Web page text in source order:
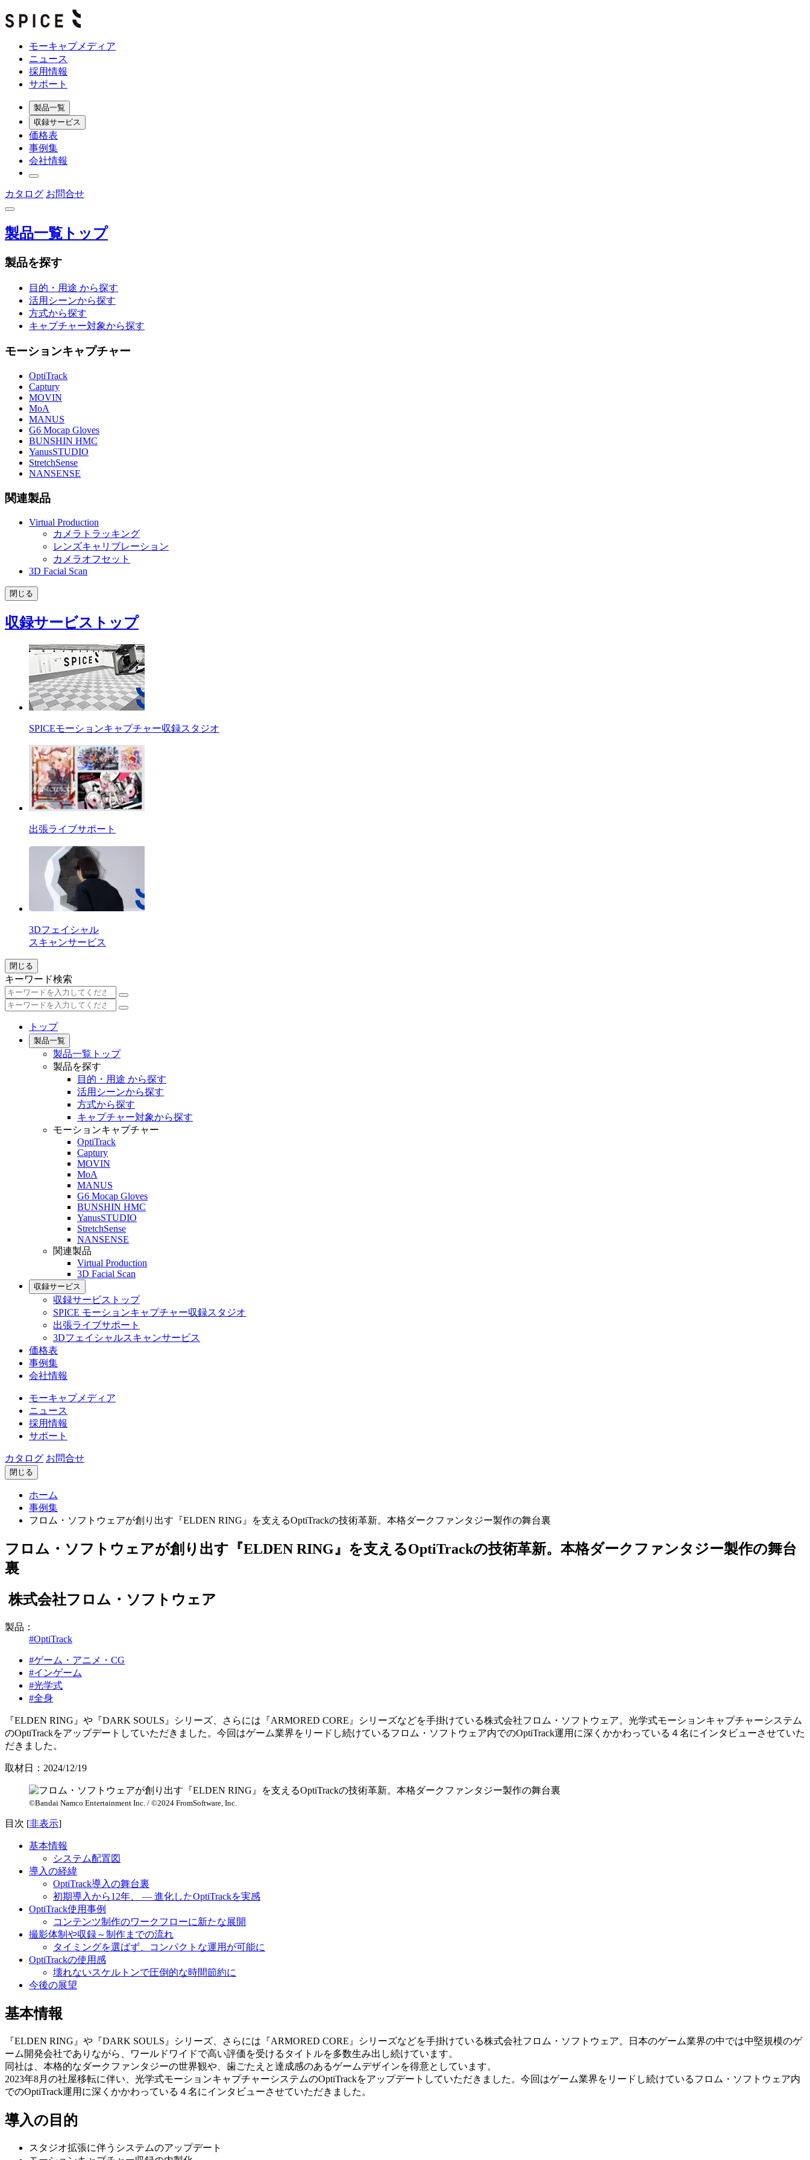
モーキャプメディア
ニュース
採用情報
サポート
製品一覧
収録サービス
価格表
事例集
会社情報
カタログ お問合せ
製品一覧トップ
製品を探す
目的・用途 から探す
活用シーンから探す
方式から探す
キャプチャー対象から探す
モーションキャプチャー
OptiTrack
Captury
MOVIN
MoA
MANUS
G6 Mocap Gloves
BUNSHIN HMC
YanusSTUDIO
StretchSense
NANSENSE
関連製品
Virtual Production
カメラトラッキング
レンズキャリブレーション
カメラオフセット
3D Facial Scan
閉じる
収録サービストップ
SPICEモーションキャプチャー収録スタジオ
出張ライブサポート
3Dフェイシャル
スキャンサービス
閉じる
キーワード検索
トップ
製品一覧
製品一覧トップ
製品を探す
目的・用途 から探す
活用シーンから探す
方式から探す
キャプチャー対象から探す
モーションキャプチャー
OptiTrack
Captury
MOVIN
MoA
MANUS
G6 Mocap Gloves
BUNSHIN HMC
YanusSTUDIO
StretchSense
NANSENSE
関連製品
Virtual Production
3D Facial Scan
収録サービス
収録サービストップ
SPICE モーションキャプチャー収録スタジオ
出張ライブサポート
3Dフェイシャルスキャンサービス
価格表
事例集
会社情報
モーキャプメディア
ニュース
採用情報
サポート
カタログ お問合せ
閉じる
ホーム
事例集
フロム・ソフトウェアが創り出す『ELDEN RING』を支えるOptiTrackの技術革新。本格ダークファンタジー製作の舞台裏
フロム・ソフトウェアが創り出す『ELDEN RING』を支えるOptiTrackの技術革新。本格ダークファンタジー製作の舞台
裏
株式会社フロム・ソフトウェア
製品：
#OptiTrack
#ゲーム・アニメ・CG
#インゲーム
#光学式
#全身
『ELDEN RING』や『DARK SOULS』シリーズ、さらには『ARMORED CORE』シリーズなどを手掛けている株式会社フロム・ソフトウェア。光学式モーションキャプチャーシステム
のOptiTrackをアップデートしていただきました。今回はゲーム業界をリードし続けているフロム・ソフトウェア内でのOptiTrack運用に深くかかわっている４名にインタビューさせていた
だきました。
取材日：2024/12/19
©Bandai Namco Entertainment Inc. / ©2024 FromSoftware, Inc.
目次 [非表示]
基本情報
システム配置図
導入の経緯
OptiTrack導入の舞台裏
初期導入から12年、 — 進化したOptiTrackを実感
OptiTrack使用事例
コンテンツ制作のワークフローに新たな展開
撮影体制や収録～制作までの流れ
タイミングを選ばず、コンパクトな運用が可能に
OptiTrackの使用感
壊れないスケルトンで圧倒的な時間節約に
今後の展望
基本情報
『ELDEN RING』や『DARK SOULS』シリーズ、さらには『ARMORED CORE』シリーズなどを手掛けている株式会社フロム・ソフトウェア。日本のゲーム業界の中では中堅規模のゲ
ーム開発会社でありながら、ワールドワイドで高い評価を受けるタイトルを多数生み出し続けています。
同社は、本格的なダークファンタジーの世界観や、歯ごたえと達成感のあるゲームデザインを得意としています。
2023年8月の社屋移転に伴い、光学式モーションキャプチャーシステムのOptiTrackをアップデートしていただきました。今回はゲーム業界をリードし続けているフロム・ソフトウェア内
でのOptiTrack運用に深くかかわっている４名にインタビューさせていただきました。
導入の目的
スタジオ拡張に伴うシステムのアップデート